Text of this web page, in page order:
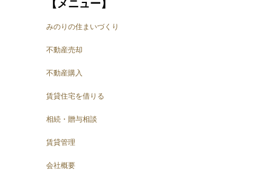
【メニュー】
みのりの住まいづくり
不動産売却
不動産購入
賃貸住宅を借りる
相続・贈与相談
賃貸管理
会社概要